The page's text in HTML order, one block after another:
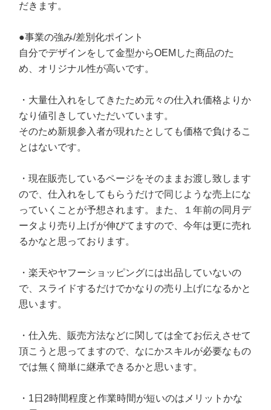
だきます。
●事業の強み/差別化ポイント
自分でデザインをして金型からOEMした商品のた
め、オリジナル性が高いです。
・大量仕入れをしてきたため元々の仕入れ価格よりか
なり値引きしていただいています。
そのため新規参入者が現れたとしても価格で負けるこ
とはないです。
・現在販売しているページをそのままお渡し致します
ので、仕入れをしてもらうだけで同じような売上にな
っていくことが予想されます。また、１年前の同月デ
ータより売り上げが伸びてますので、今年は更に売れ
るかなと思っております。
・楽天やヤフーショッピングには出品していないの
で、スライドするだけでかなりの売り上げになるかと
思います。
・仕入先、販売方法などに関しては全てお伝えさせて
頂こうと思ってますので、なにかスキルが必要なもの
では無く簡単に継承できるかと思います。
・1日2時間程度と作業時間が短いのはメリットかな